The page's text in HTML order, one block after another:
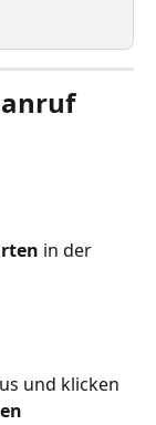
in der
und klicken